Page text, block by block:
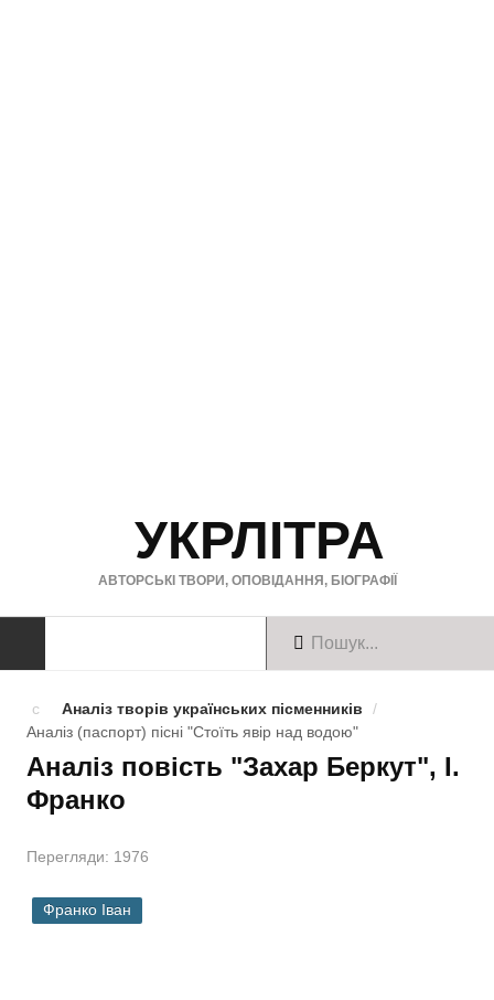
УКРЛІТРА
АВТОРСЬКІ ТВОРИ, ОПОВІДАННЯ, БІОГРАФІЇ
Твори англійською
Аналіз творів українських пісменників
/
Аналіз (паспорт) пісні "Стоїть явір над водою"
Аналіз повість "Захар Беркут", І.
Франко
Перегляди: 1976
Франко Іван